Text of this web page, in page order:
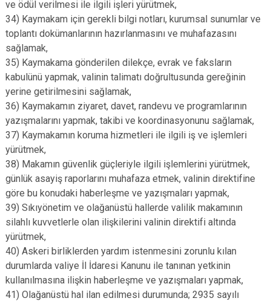
ve ödül verilmesi ile ilgili işleri yürütmek,
34) Kaymakam için gerekli bilgi notları, kurumsal sunumlar ve
toplantı dokümanlarının hazırlanmasını ve muhafazasını
sağlamak,
35) Kaymakama gönderilen dilekçe, evrak ve faksların
kabulünü yapmak, valinin talimatı doğrultusunda gereğinin
yerine getirilmesini sağlamak,
36) Kaymakamın ziyaret, davet, randevu ve programlarının
yazışmalarını yapmak, takibi ve koordinasyonunu sağlamak,
37) Kaymakamın koruma hizmetleri ile ilgili iş ve işlemleri
yürütmek,
38) Makamın güvenlik güçleriyle ilgili işlemlerini yürütmek,
günlük asayiş raporlarını muhafaza etmek, valinin direktifine
göre bu konudaki haberleşme ve yazışmaları yapmak,
39) Sıkıyönetim ve olağanüstü hallerde valilik makamının
silahlı kuvvetlerle olan ilişkilerini valinin direktifi altında
yürütmek,
40) Askeri birliklerden yardım istenmesini zorunlu kılan
durumlarda valiye İl İdaresi Kanunu ile tanınan yetkinin
kullanılmasına ilişkin haberleşme ve yazışmaları yapmak,
41) Olağanüstü hal ilan edilmesi durumunda; 2935 sayılı